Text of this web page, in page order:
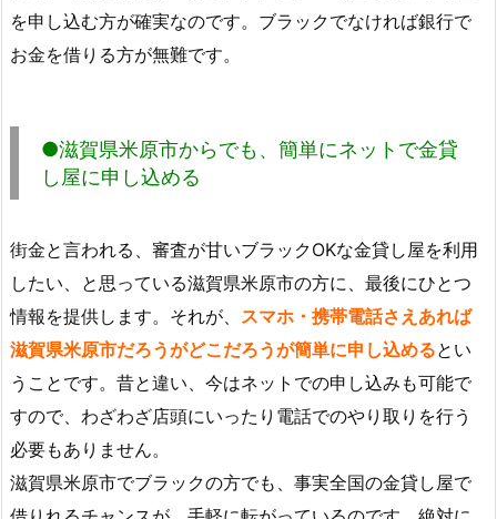
を申し込む方が確実なのです。ブラックでなければ銀行で
お金を借りる方が無難です。
●滋賀県米原市からでも、簡単にネットで金貸
し屋に申し込める
街金と言われる、審査が甘いブラックOKな金貸し屋を利用
したい、と思っている滋賀県米原市の方に、最後にひとつ
情報を提供します。それが、 スマホ・携帯電話さえあれば
滋賀県米原市だろうがどこだろうが簡単に申し込めるとい
うことです。昔と違い、今はネットでの申し込みも可能で
すので、わざわざ店頭にいったり電話でのやり取りを行う
必要もありません。
滋賀県米原市でブラックの方でも、事実全国の金貸し屋で